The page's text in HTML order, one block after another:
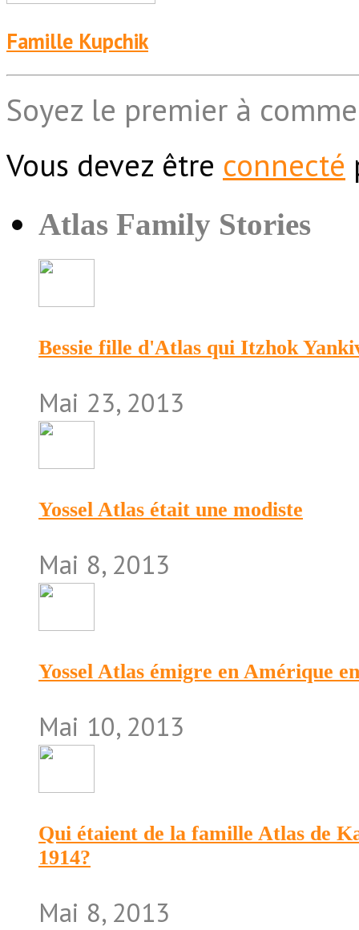
Famille Kupchik
Soyez le premier à
Vous devez être connecté
Atlas Family Stories
Bessie fille d'Atlas qui Itzhok
Mai 23, 2013
Yossel Atlas était une modiste
Mai 8, 2013
Yossel Atlas émigre en Amérique
Mai 10, 2013
Qui étaient de la famille Atlas de
1914?
Mai 8, 2013